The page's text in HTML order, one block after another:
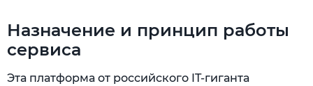
Назначение и принцип работы
сервиса
Эта платформа от российского IT-гиганта